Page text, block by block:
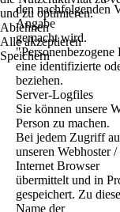
den nachfolgenden
Angabe
gemacht wird.
eine identifizierte
beziehen.
Server-Logfiles
Sie können unsere
Person zu machen.
Bei jedem Zugriff
unseren Webhoster
Internet Browser
übermittelt und in
gespeichert. Zu
Name der
und zu optimieren.
Ablehnen
Alle akzeptieren
Speichern